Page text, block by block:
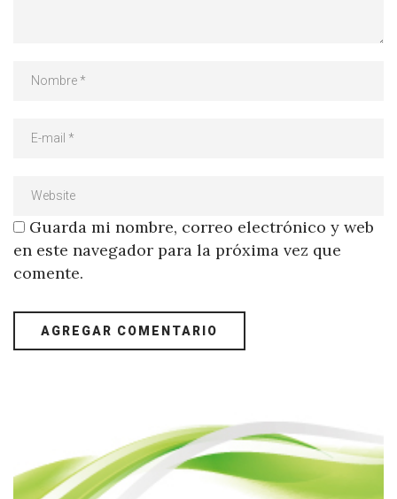
Guarda mi nombre, correo electrónico y web
en este navegador para la próxima vez que
comente.